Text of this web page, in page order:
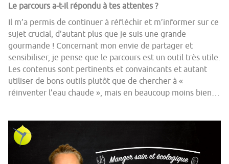
Le parcours a-t-il répondu à tes attentes ?
Il m’a permis de continuer à réfléchir et m’informer sur ce
sujet crucial, d’autant plus que je suis une grande
gourmande ! Concernant mon envie de partager et
sensibiliser, je pense que le parcours est un outil très utile.
Les contenus sont pertinents et convaincants et autant
utiliser de bons outils plutôt que de chercher à «
réinventer l’eau chaude », mais en beaucoup moins bien…
ressource_du_parcours_-